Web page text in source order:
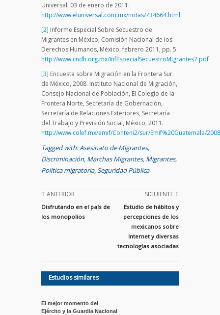
Universal, 03 de enero de 2011.
http://www.eluniversal.com.mx/notas/734664.html
[2] Informe Especial Sobre Secuestro de
Migrantes en México, Comisión Nacional de los
Derechos Humanos, México, febrero 2011, pp. 5.
http://www.cndh.org.mx/InfEspecialSecuestroMigrantes7.pdf
[3] Encuesta sobre Migración en la Frontera Sur
de México, 2008. Instituto Nacional de Migración,
Consejo Nacional de Población, El Colegio de la
Frontera Norte, Secretaría de Gobernación,
Secretaría de Relaciones Exteriores, Secretaría
del Trabajo y Previsión Social, México, 2011.
http://www.colef.mx/emif/Conteni2/sur/Emif%20Guatemala/
Tagged with:Asesinato de Migrantes,
Discriminación, Marchas Migrantes, Migrantes,
Política migratoria, Seguridad Pública
ANTERIOR
Disfrutando en el país de
los monopolios
SIGUIENTE
Estudio de hábitos y
percepciones de los
mexicanos sobre
Internet y diversas
tecnologías asociadas
Estudios similares
El mejor momento del
Ejército y la Guardia Nacional